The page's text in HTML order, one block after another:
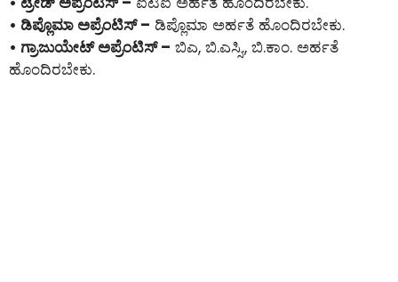
• ಡಿಪ್ಲೊಮಾ ಅಪ್ರೆಂಟಿಸ್ – ಡಿಪ್ಲೊಮಾ ಅರ್ಹತೆ ಹೊಂದಿರಬೇಕು.
• ಗ್ರಾಜುಯೇಟ್ ಅಪ್ರೆಂಟಿಸ್ – ಬಿಎ, ಬಿ.ಎಸ್ಸಿ., ಬಿ.ಕಾಂ. ಅರ್ಹತೆ
ಹೊಂದಿರಬೇಕು.